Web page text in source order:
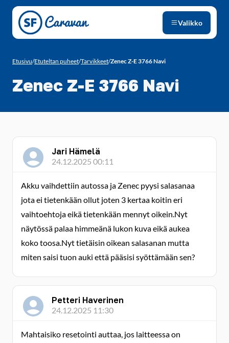
Siirry sivun sisältöön
Valikko
Etusivu/Etuteltan puheet/Tarvikkeet/Zenec Z-E 3766 Navi
Zenec Z-E 3766 Navi
Jari Hämelä
24.12.2025 00:11
Akku vaihdettiin autossa ja Zenec pyysi salasanaa
jota ei tietenkään ollut joten 3 kertaa koitin eri
vaihtoehtoja eikä tietenkään mennyt oikein.Nyt
näytössä palaa himmeänä lukon kuva eikä aukea
koko toosa.Nyt tietäisin oikean salasanan mutta
miten saisi tuon auki että pääsisi syöttämään sen?
Petteri Haverinen
24.12.2025 11:30
Mahtaisiko resetointi auttaa, jos laitteessa on